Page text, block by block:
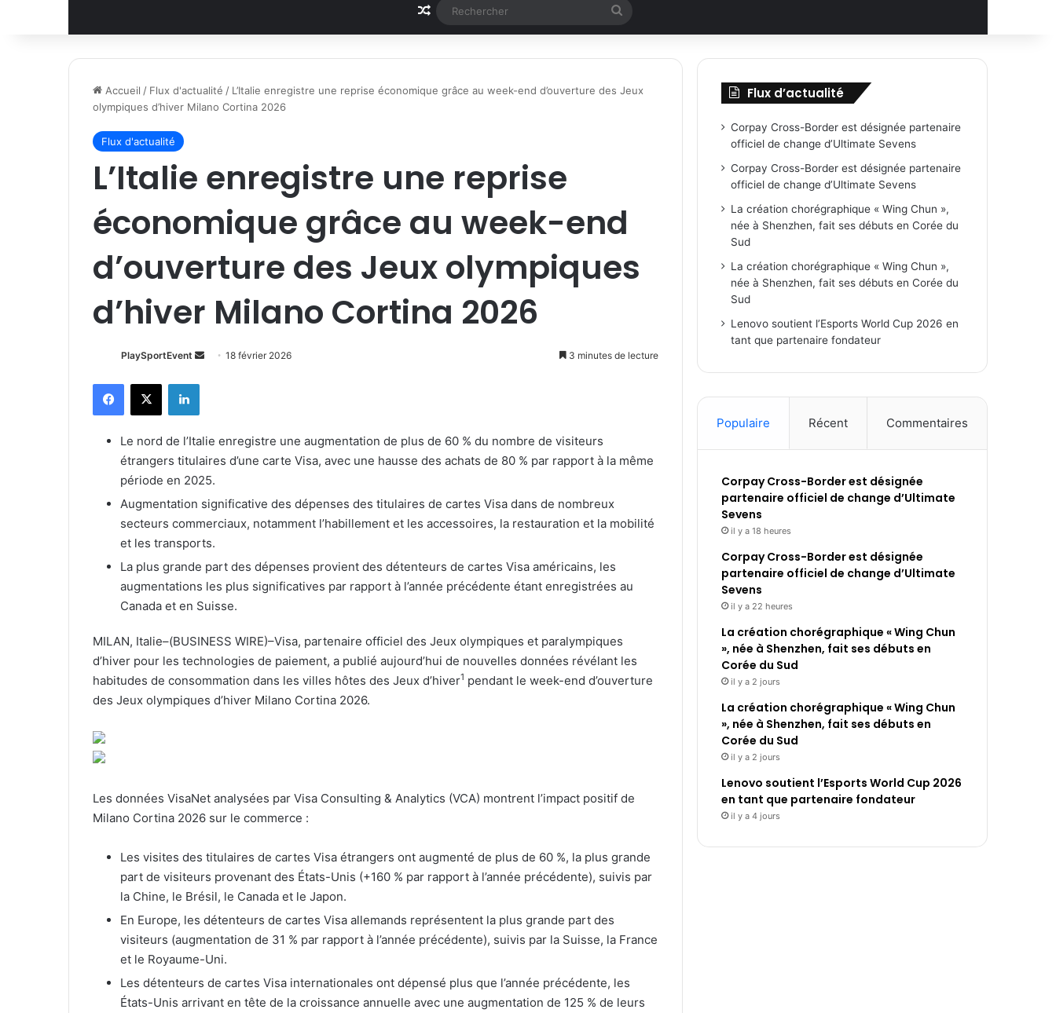
Article Aléatoire Rechercher
Accueil / Flux d'actualité / L’Italie enregistre une reprise économique grâce au week-end d’ouverture des Jeux
olympiques d’hiver Milano Cortina 2026
Flux d'actualité
L’Italie enregistre une reprise
économique grâce au week-end
d’ouverture des Jeux olympiques
d’hiver Milano Cortina 2026
PlaySportEvent
Envoyer18 février 2026 3 minutes de lecture
Facebook
X Linkedin
Le nord de l’Italie enregistre une augmentation de plus de 60 % du nombre de visiteurs
étrangers titulaires d’une carte Visa, avec une hausse des achats de 80 % par rapport à la même
période en 2025.
Augmentation significative des dépenses des titulaires de cartes Visa dans de nombreux
secteurs commerciaux, notamment l’habillement et les accessoires, la restauration et la mobilité
et les transports.
La plus grande part des dépenses provient des détenteurs de cartes Visa américains, les
augmentations les plus significatives par rapport à l’année précédente étant enregistrées au
Canada et en Suisse.
MILAN, Italie–(BUSINESS WIRE)–Visa, partenaire officiel des Jeux olympiques et paralympiques
d’hiver pour les technologies de paiement, a publié aujourd’hui de nouvelles données révélant les
habitudes de consommation dans les villes hôtes des Jeux d’hiver1 pendant le week-end d’ouverture
des Jeux olympiques d’hiver Milano Cortina 2026.
Les données VisaNet analysées par Visa Consulting & Analytics (VCA) montrent l’impact positif de
Milano Cortina 2026 sur le commerce :
Les visites des titulaires de cartes Visa étrangers ont augmenté de plus de 60 %, la plus grande
part de visiteurs provenant des États-Unis (+160 % par rapport à l’année précédente), suivis par
la Chine, le Brésil, le Canada et le Japon.
En Europe, les détenteurs de cartes Visa allemands représentent la plus grande part des
visiteurs (augmentation de 31 % par rapport à l’année précédente), suivis par la Suisse, la France
et le Royaume-Uni.
Les détenteurs de cartes Visa internationales ont dépensé plus que l’année précédente, les
États-Unis arrivant en tête de la croissance annuelle avec une augmentation de 125 % de leurs
Flux d’actualité
Corpay Cross-Border est désignée partenaire
officiel de change d’Ultimate Sevens
Corpay Cross-Border est désignée partenaire
officiel de change d’Ultimate Sevens
La création chorégraphique « Wing Chun »,
née à Shenzhen, fait ses débuts en Corée du
Sud
La création chorégraphique « Wing Chun »,
née à Shenzhen, fait ses débuts en Corée du
Sud
Lenovo soutient l’Esports World Cup 2026 en
tant que partenaire fondateur
Populaire Récent Commentaires
Corpay Cross-Border est désignée
partenaire officiel de change d’Ultimate
Sevens
il y a 18 heures
Corpay Cross-Border est désignée
partenaire officiel de change d’Ultimate
Sevens
il y a 22 heures
La création chorégraphique « Wing Chun
», née à Shenzhen, fait ses débuts en
Corée du Sud
il y a 2 jours
La création chorégraphique « Wing Chun
», née à Shenzhen, fait ses débuts en
Corée du Sud
il y a 2 jours
Lenovo soutient l’Esports World Cup 2026
en tant que partenaire fondateur
il y a 4 jours